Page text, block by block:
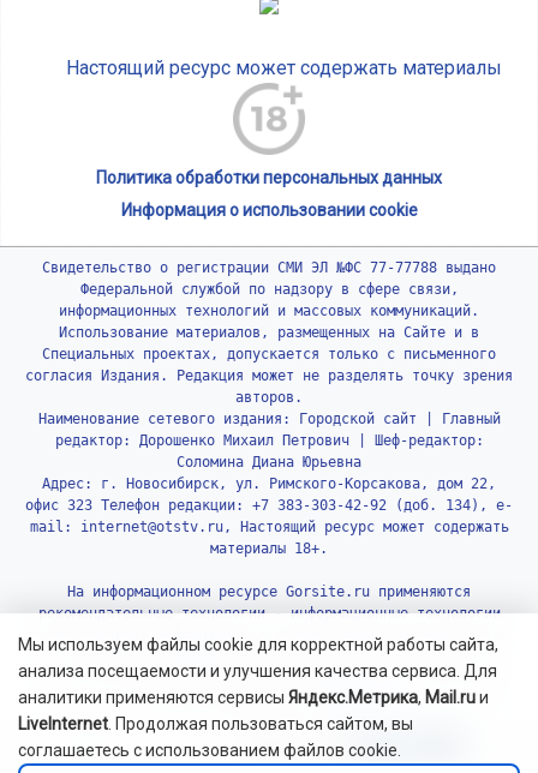
Мы используем файлы cookie для корректной работы сайта,
анализа посещаемости и улучшения качества сервиса. Для
аналитики применяются сервисы Яндекс.Метрика, Mail.ruи
LiveInternet . Продолжая пользоваться сайтом, вы
соглашаетесь с использованием файлов cookie.
Настоящий ресурс может содержать материалы
Политика обработки персональных данных
Информация о использовании cookie
Свидетельство о регистрации СМИ ЭЛ №ФС 77-77788 выдано
Федеральной службой по надзору в сфере связи,
информационных технологий и массовых коммуникаций.
Использование материалов, размещенных на Сайте и в
Специальных проектах, допускается только с письменного
согласия Издания. Редакция может не разделять точку зрения
авторов.
Наименование сетевого издания: Городской сайт | Главный
редактор: Дорошенко Михаил Петрович | Шеф-редактор:
Соломина Диана Юрьевна
Адрес: г. Новосибирск, ул. Римского-Корсакова, дом 22,
офис 323 Телефон редакции: +7 383-303-42-92 (доб. 134), e-
mail: internet@otstv.ru, Настоящий ресурс может содержать
материалы 18+.
На информационном ресурсе Gorsite.ru применяются
рекомендательные технологии - информационные технологии
предоставления информации на основе сбора, систематизации
и анализа сведений, относящихся к предпочтениям
пользователей сети «Интернет», находящихся на территории
Российской Федерации.Подробнее.